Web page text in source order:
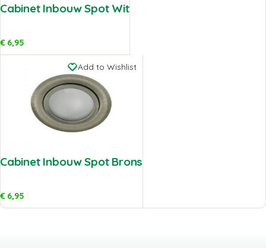
Cabinet Inbouw Spot Wit
€6,95
Add to Wishlist
Cabinet Inbouw Spot Brons
€6,95